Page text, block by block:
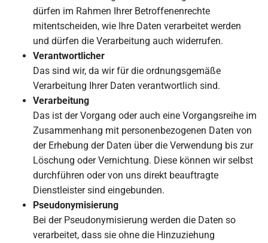
dürfen im Rahmen Ihrer Betroffenenrechte
mitentscheiden, wie Ihre Daten verarbeitet werden
und dürfen die Verarbeitung auch widerrufen.
Verantwortlicher
Das sind wir, da wir für die ordnungsgemäße
Verarbeitung Ihrer Daten verantwortlich sind.
Verarbeitung
Das ist der Vorgang oder auch eine Vorgangsreihe im
Zusammenhang mit personenbezogenen Daten von
der Erhebung der Daten über die Verwendung bis zur
Löschung oder Vernichtung. Diese können wir selbst
durchführen oder von uns direkt beauftragte
Dienstleister sind eingebunden.
Pseudonymisierung
Bei der Pseudonymisierung werden die Daten so
verarbeitet, dass sie ohne die Hinzuziehung